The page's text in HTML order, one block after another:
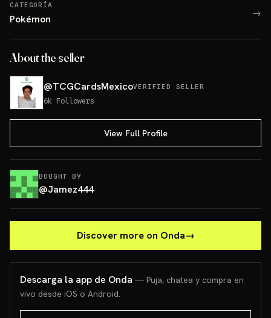
CATEGORÍA
Pokémon →
About the seller
@TCGCardsMexicoVERIFIED SELLER
6k Followers
View Full Profile
BOUGHT BY
@Jamez444
Discover more on Onda→
Descarga la app de Onda — Puja, chatea y compra en
vivo desde iOS o Android.